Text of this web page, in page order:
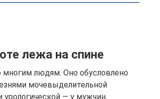
лежа на спине
многим людям. Оно обусловлено
мочевыделительной
урологической — у мужчин,